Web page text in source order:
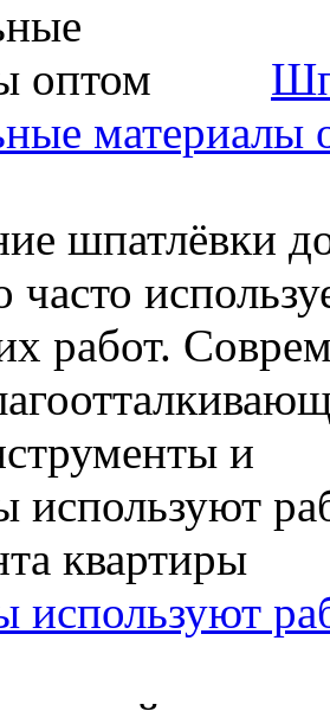
материалы
шпатлёвки
часто
работ.
используют